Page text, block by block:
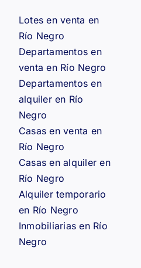
Lotes en venta en
Río Negro
Departamentos en
venta en Río Negro
Departamentos en
alquiler en Río
Negro
Casas en venta en
Río Negro
Casas en alquiler en
Río Negro
Alquiler temporario
en Río Negro
Inmobiliarias en Río
Negro